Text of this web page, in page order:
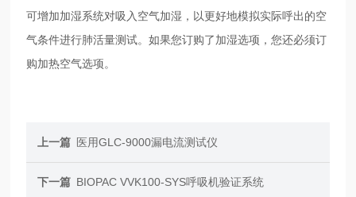
可增加加湿系统对吸入空气加湿，以更好地模拟实际呼出的空
气条件进行肺活量测试。如果您订购了加湿选项，您还必须订
购加热空气选项。
上一篇 医用GLC-9000漏电流测试仪
下一篇 BIOPAC VVK100-SYS呼吸机验证系统